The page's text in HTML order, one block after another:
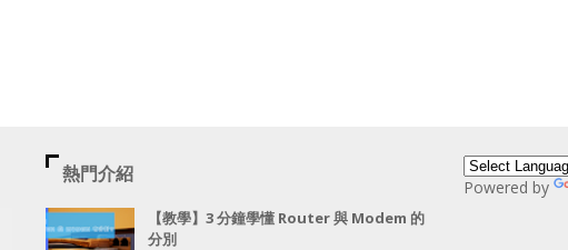
熱門介紹
【教學】3 分鐘學懂 Router 與 Modem 的
分別
Powered by